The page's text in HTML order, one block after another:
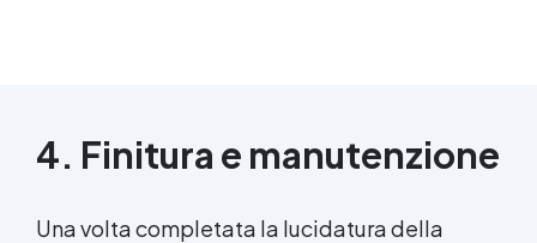
4. Finitura e manutenzione
Una volta completata la lucidatura della